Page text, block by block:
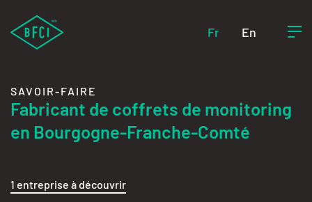
Fr En
SAVOIR-FAIRE
Fabricant de coffrets de monitoring
en Bourgogne-Franche-Comté
1 entreprise à découvrir